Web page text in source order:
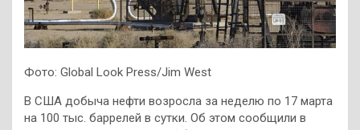
Фото: Global Look Press/Jim West
В США добыча нефти возросла за неделю по 17 марта
на 100 тыс. баррелей в сутки. Об этом сообщили в